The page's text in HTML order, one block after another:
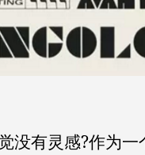
没有灵感?作为